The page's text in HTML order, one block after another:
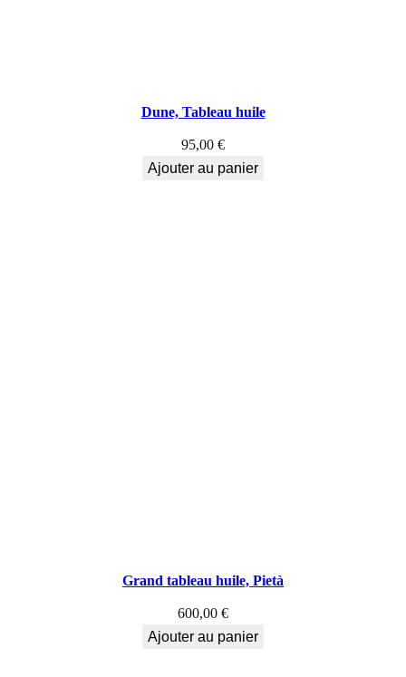
Dune, Tableau huile
95,00 €
Ajouter au panier
Grand tableau huile, Pietà
600,00 €
Ajouter au panier